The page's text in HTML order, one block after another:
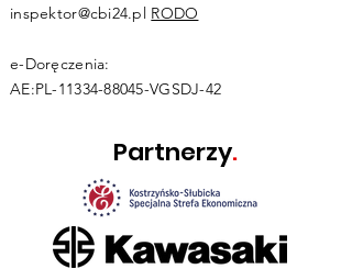
inspektor@cbi24.pl RODO
e-Doręczenia:
AE:PL-11334-88045-VGSDJ-42
Partnerzy.